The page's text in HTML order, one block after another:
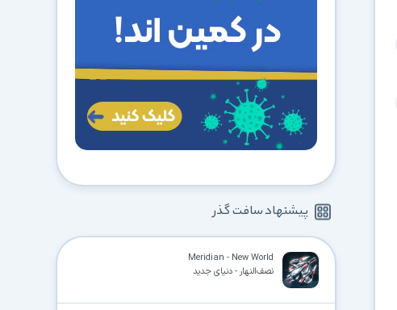
پیشنهاد سافت گذر
Meridian - New World
نصف‌النهار - دنیای جدید